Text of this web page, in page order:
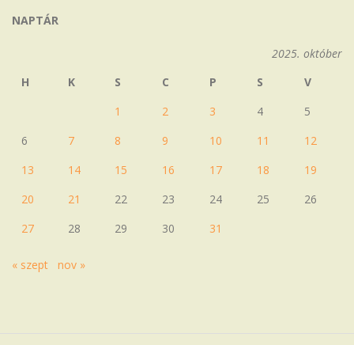
NAPTÁR
2025. október
H
K S C P S
V
1
2 3 4
5
6
7 8 9 10 11
12
13
14 15 16 17 18
19
20
21 22 23 24 25
26
27
28 29 30 31
« szept nov »